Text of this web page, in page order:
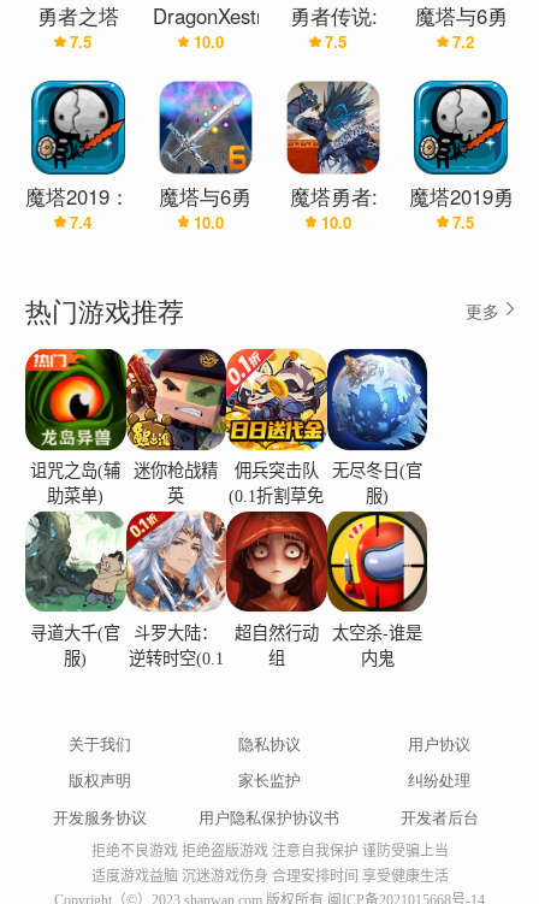
勇者之塔
7.5
DragonXestra2
勇者莫塔罗
列传
10.0
勇者传说:
塔防闯关
(辅助菜单)
7.5
魔塔与6勇
者
7.2
魔塔2019：
勇者冒险
7.4
魔塔与6勇
者
10.0
魔塔勇者:
刺客篇
10.0
魔塔2019勇
者冒险
7.5
热门游戏推荐 更多
诅咒之岛(辅
助菜单)
迷你枪战精
英
佣兵突击队
(0.1折割草免
费版)
无尽冬日(官
服)
寻道大千(官
服)
斗罗大陆：
逆转时空(0.1
超自然行动
组
太空杀-谁是
内鬼
关于我们 隐私协议
用户协议
版权声明
家长监护
纠纷处理
开发服务协议
用户隐私保护协议书 开发者后台
拒绝不良游戏 拒绝盗版游戏 注意自我保护 谨防受骗上当
适度游戏益脑 沉迷游戏伤身 合理安排时间 享受健康生活